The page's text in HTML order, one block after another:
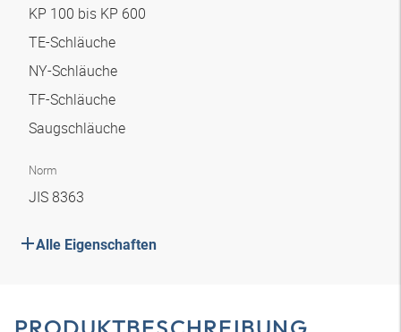
KP 100 bis KP 600
TE-Schläuche
NY-Schläuche
TF-Schläuche
Saugschläuche
Norm
JIS 8363
Alle Eigenschaften